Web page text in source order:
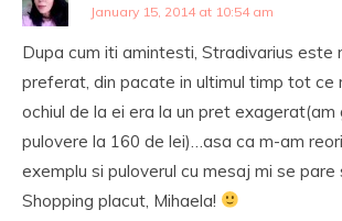
January 15, 2014 at 10:54 am
Dupa cum iti amintesti, Stradivarius este
preferat, din pacate in ultimul timp tot ce
ochiul de la ei era la un pret exagerat(am
pulovere la 160 de lei)…asa ca m-am
exemplu si puloverul cu mesaj mi se pare
Shopping placut, Mihaela!